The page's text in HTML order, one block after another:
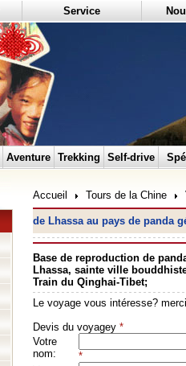
Service
Aventure Trekking Self-drive
Accueil Tours de la Chine
de Lhassa au pays de panda
Base de reproduction de
Lhassa, sainte ville
Train du Qinghai-Tibet;